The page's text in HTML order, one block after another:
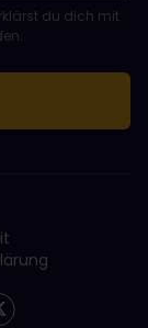
aufgetreten.
zu, um
du dich mit